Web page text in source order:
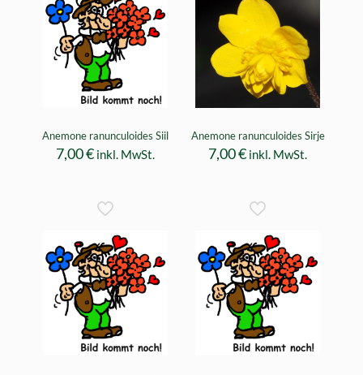
Anemone ranunculoides Siil
7,00€ inkl. MwSt.
Anemone ranunculoides Sirje
7,00€ inkl. MwSt.